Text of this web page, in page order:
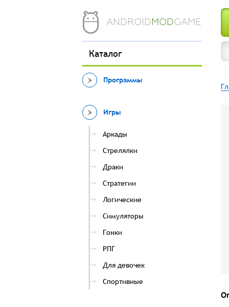
ANDROIDMODGAME
Каталог
Программы
Игры
Аркады
Стрелялки
Драки
Стратегии
Логические
Симуляторы
Гонки
РПГ
Для девочек
Спортивные